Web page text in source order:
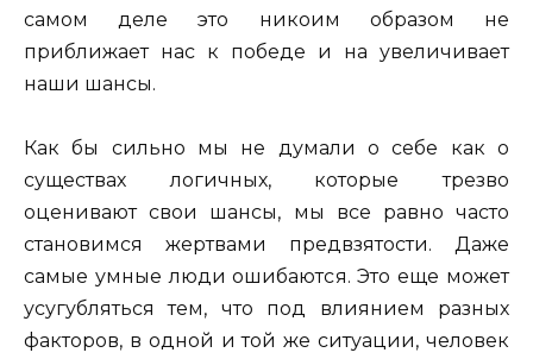
самом деле это никоим образом не
приближает нас к победе и на увеличивает
наши шансы.
Как бы сильно мы не думали о себе как о
существах логичных, которые трезво
оценивают свои шансы, мы все равно часто
становимся жертвами предвзятости. Даже
самые умные люди ошибаются. Это еще может
усугубляться тем, что под влиянием разных
факторов, в одной и той же ситуации, человек